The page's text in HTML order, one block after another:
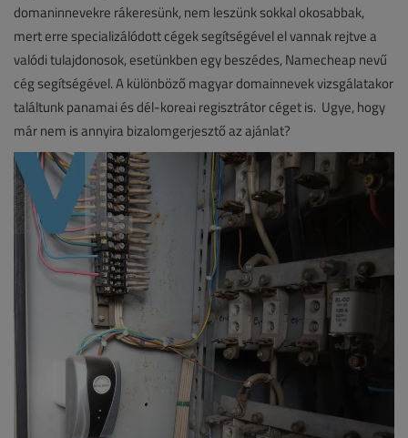
domaninnevekre rákeresünk, nem leszünk sokkal okosabbak,
mert erre specializálódott cégek segítségével el vannak rejtve a
valódi tulajdonosok, esetünkben egy beszédes, Namecheap nevű
cég segítségével. A különböző magyar domainnevek vizsgálatakor
találtunk panamai és dél-koreai regisztrátor céget is. Ugye, hogy
már nem is annyira bizalomgerjesztő az ajánlat?